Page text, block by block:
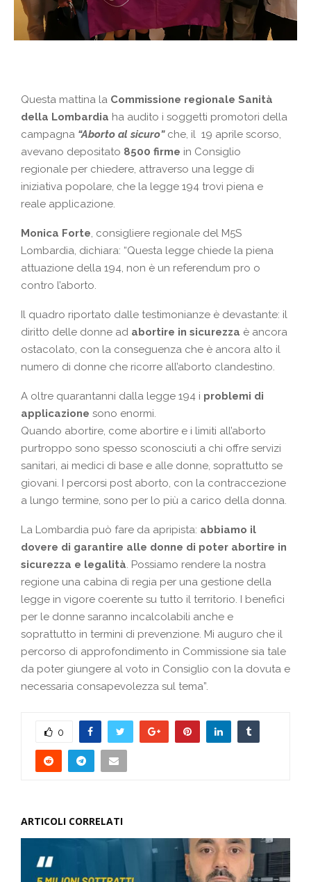
Questa mattina la Commissione regionale Sanità
della Lombardia ha audito i soggetti promotori della
campagna “Aborto al sicuro”che, il 19 aprile scorso,
avevano depositato 8500 firme in Consiglio
regionale per chiedere, attraverso una legge di
iniziativa popolare, che la legge 194 trovi piena e
reale applicazione.
Monica Forte , consigliere regionale del M5S
Lombardia, dichiara: “Questa legge chiede la piena
attuazione della 194, non è un referendum pro o
contro l’aborto.
Il quadro riportato dalle testimonianze è devastante: il
diritto delle donne ad abortire in sicurezza è ancora
ostacolato, con la conseguenza che è ancora alto il
numero di donne che ricorre all’aborto clandestino.
A oltre quarantanni dalla legge 194 i problemi di
applicazione sono enormi.
Quando abortire, come abortire e i limiti all’aborto
purtroppo sono spesso sconosciuti a chi offre servizi
sanitari, ai medici di base e alle donne, soprattutto se
giovani. I percorsi post aborto, con la contraccezione
a lungo termine, sono per lo più a carico della donna.
La Lombardia può fare da apripista: abbiamo il
dovere di garantire alle donne di poter abortire in
sicurezza e legalità . Possiamo rendere la nostra
regione una cabina di regia per una gestione della
legge in vigore coerente su tutto il territorio. I benefici
per le donne saranno incalcolabili anche e
soprattutto in termini di prevenzione. Mi auguro che il
percorso di approfondimento in Commissione sia tale
da poter giungere al voto in Consiglio con la dovuta e
necessaria consapevolezza sul tema”.
0
ARTICOLI CORRELATI